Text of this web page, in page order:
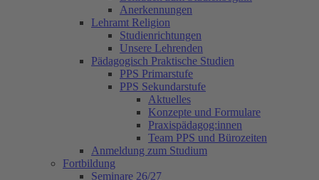
Anerkennungen
Lehramt Religion
Studienrichtungen
Unsere Lehrenden
Pädagogisch Praktische Studien
PPS Primarstufe
PPS Sekundarstufe
Aktuelles
Konzepte und Formulare
Praxispädagog:innen
Team PPS und Bürozeiten
Anmeldung zum Studium
Fortbildung
Seminare 26/27